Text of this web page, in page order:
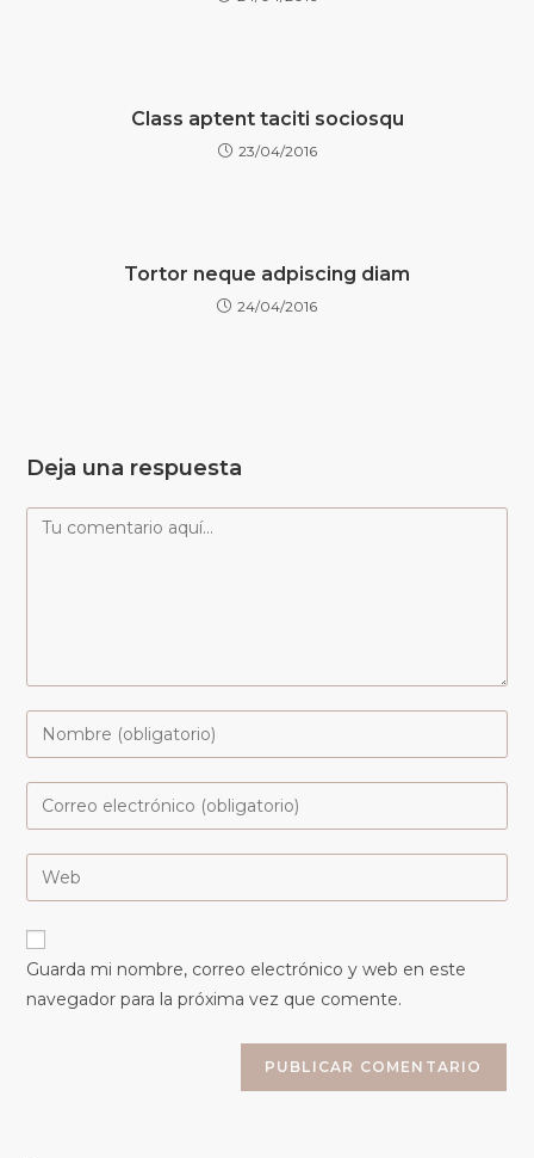
Class aptent taciti sociosqu
23/04/2016
Tortor neque adpiscing diam
24/04/2016
Deja una respuesta
Guarda mi nombre, correo electrónico y web en este
navegador para la próxima vez que comente.